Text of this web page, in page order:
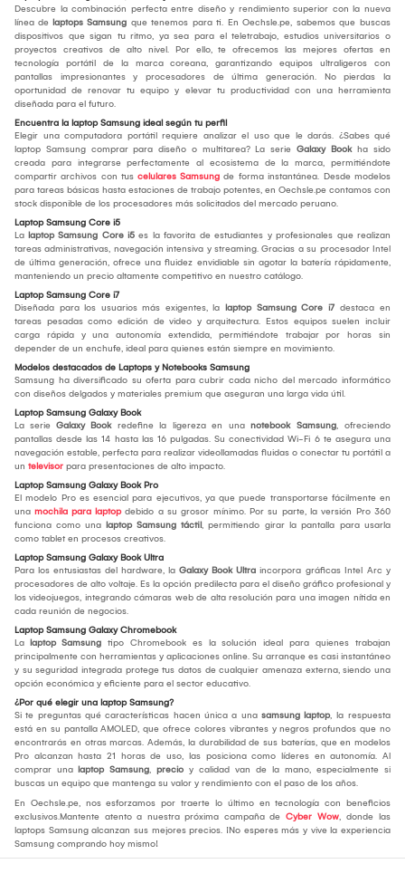
Descubre la combinación perfecta entre diseño y rendimiento superior con la nueva
línea de laptops Samsung que tenemos para ti. En Oechsle.pe, sabemos que buscas
dispositivos que sigan tu ritmo, ya sea para el teletrabajo, estudios universitarios o
proyectos creativos de alto nivel. Por ello, te ofrecemos las mejores ofertas en
tecnología portátil de la marca coreana, garantizando equipos ultraligeros con
pantallas impresionantes y procesadores de última generación. No pierdas la
oportunidad de renovar tu equipo y elevar tu productividad con una herramienta
diseñada para el futuro.
Encuentra la laptop Samsung ideal según tu perfil
Elegir una computadora portátil requiere analizar el uso que le darás. ¿Sabes qué
laptop Samsung comprar para diseño o multitarea? La serie Galaxy Bookha sido
creada para integrarse perfectamente al ecosistema de la marca, permitiéndote
compartir archivos con tus celulares Samsung de forma instantánea. Desde modelos
para tareas básicas hasta estaciones de trabajo potentes, en Oechsle.pe contamos con
stock disponible de los procesadores más solicitados del mercado peruano.
Laptop Samsung Core i5
La laptop Samsung Core i5 es la favorita de estudiantes y profesionales que realizan
tareas administrativas, navegación intensiva y streaming. Gracias a su procesador Intel
de última generación, ofrece una fluidez envidiable sin agotar la batería rápidamente,
manteniendo un precio altamente competitivo en nuestro catálogo.
Laptop Samsung Core i7
Diseñada para los usuarios más exigentes, la laptop Samsung Core i7 destaca en
tareas pesadas como edición de video y arquitectura. Estos equipos suelen incluir
carga rápida y una autonomía extendida, permitiéndote trabajar por horas sin
depender de un enchufe, ideal para quienes están siempre en movimiento.
Modelos destacados de Laptops y Notebooks Samsung
Samsung ha diversificado su oferta para cubrir cada nicho del mercado informático
con diseños delgados y materiales premium que aseguran una larga vida útil.
Laptop Samsung Galaxy Book
La serie Galaxy Bookredefine la ligereza en una notebook Samsung, ofreciendo
pantallas desde las 14 hasta las 16 pulgadas. Su conectividad Wi-Fi 6 te asegura una
navegación estable, perfecta para realizar videollamadas fluidas o conectar tu portátil a
un televisor para presentaciones de alto impacto.
Laptop Samsung Galaxy Book Pro
El modelo Pro es esencial para ejecutivos, ya que puede transportarse fácilmente en
una mochila para laptopdebido a su grosor mínimo. Por su parte, la versión Pro 360
funciona como una laptop Samsung táctil, permitiendo girar la pantalla para usarla
como tablet en procesos creativos.
Laptop Samsung Galaxy Book Ultra
Para los entusiastas del hardware, la Galaxy Book Ultra incorpora gráficas Intel Arc y
procesadores de alto voltaje. Es la opción predilecta para el diseño gráfico profesional y
los videojuegos, integrando cámaras web de alta resolución para una imagen nítida en
cada reunión de negocios.
Laptop Samsung Galaxy Chromebook
La laptop Samsung tipo Chromebook es la solución ideal para quienes trabajan
principalmente con herramientas y aplicaciones online. Su arranque es casi instantáneo
y su seguridad integrada protege tus datos de cualquier amenaza externa, siendo una
opción económica y eficiente para el sector educativo.
¿Por qué elegir una laptop Samsung?
Si te preguntas qué características hacen única a una samsung laptop, la respuesta
está en su pantalla AMOLED, que ofrece colores vibrantes y negros profundos que no
encontrarás en otras marcas. Además, la durabilidad de sus baterías, que en modelos
Pro alcanzan hasta 21 horas de uso, las posiciona como líderes en autonomía. Al
comprar una laptop Samsung, precio y calidad van de la mano, especialmente si
buscas un equipo que mantenga su valor y rendimiento con el paso de los años.
En Oechsle.pe, nos esforzamos por traerte lo último en tecnología con beneficios
exclusivos.Mantente atento a nuestra próxima campaña de Cyber Wow, donde las
laptops Samsung alcanzan sus mejores precios. ¡No esperes más y vive la experiencia
Samsung comprando hoy mismo!